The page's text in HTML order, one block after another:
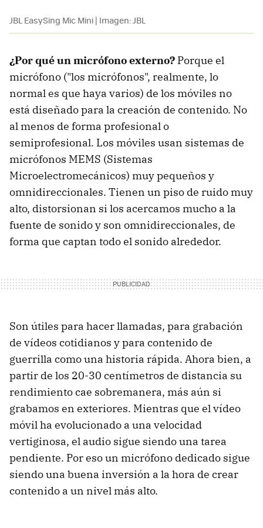
JBL EasySing Mic Mini | Imagen: JBL
¿Por qué un micrófono externo? Porque el
micrófono ("los micrófonos", realmente, lo
normal es que haya varios) de los móviles no
está diseñado para la creación de contenido. No
al menos de forma profesional o
semiprofesional. Los móviles usan sistemas de
micrófonos MEMS (Sistemas
Microelectromecánicos) muy pequeños y
omnidireccionales. Tienen un piso de ruido muy
alto, distorsionan si los acercamos mucho a la
fuente de sonido y son omnidireccionales, de
forma que captan todo el sonido alrededor.
Son útiles para hacer llamadas, para grabación
de vídeos cotidianos y para contenido de
guerrilla como una historia rápida. Ahora bien, a
partir de los 20-30 centímetros de distancia su
rendimiento cae sobremanera, más aún si
grabamos en exteriores. Mientras que el vídeo
móvil ha evolucionado a una velocidad
vertiginosa, el audio sigue siendo una tarea
pendiente. Por eso un micrófono dedicado sigue
siendo una buena inversión a la hora de crear
contenido a un nivel más alto.